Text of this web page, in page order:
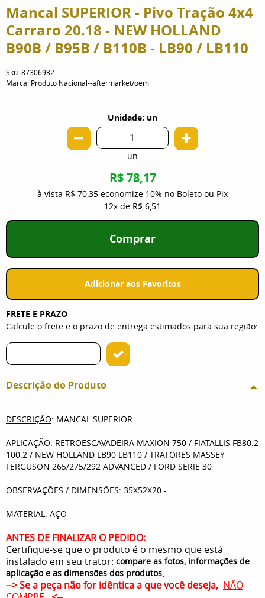
Mancal SUPERIOR - Pivo Tração 4x4
Carraro 20.18 - NEW HOLLAND
B90B / B95B / B110B - LB90 / LB110
Sku:87306932
Marca: Produto Nacional--aftermarket/oem
Unidade: un
un
R$ 78,17
à vista R$ 70,35 economize 10% no Boleto ou Pix
12x de R$ 6,51
Comprar
Adicionar aos Favoritos
FRETE E PRAZO
Calcule o frete e o prazo de entrega estimados para sua região:
Descrição do Produto
DESCRIÇÃO: MANCAL SUPERIOR
APLICAÇÃO: RETROESCAVADEIRA MAXION 750 / FIATALLIS FB80.2
100.2 / NEW HOLLAND LB90 LB110 / TRATORES MASSEY
FERGUSON 265/275/292 ADVANCED / FORD SERIE 30
OBSERVAÇÕES / DIMENSÕES: 35X52X20 -
MATERIAL : AÇO
ANTES DE FINALIZAR O PEDIDO:
Certifique-se que o produto é o mesmo que está
instalado em seu trator: compare as fotos, informações de
aplicação e as dimensões dos produtos.
--> Se a peça não for idêntica a que você deseja, NÃO